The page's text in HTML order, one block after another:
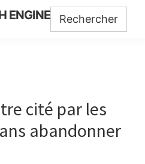
ENGINE
cité par les
abandonner